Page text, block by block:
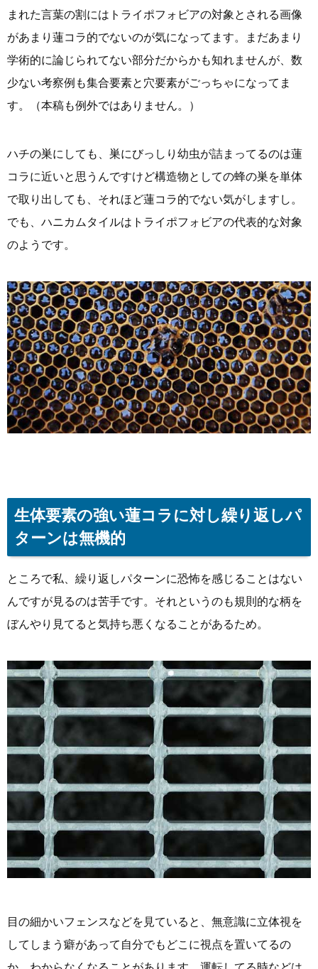
まれた言葉の割にはトライポフォビアの対象とされる画像
があまり蓮コラ的でないのが気になってます。まだあまり
学術的に論じられてない部分だからかも知れませんが、数
少ない考察例も集合要素と穴要素がごっちゃになってま
す。（本稿も例外ではありません。）
ハチの巣にしても、巣にびっしり幼虫が詰まってるのは蓮
コラに近いと思うんですけど構造物としての蜂の巣を単体
で取り出しても、それほど蓮コラ的でない気がしますし。
でも、ハニカムタイルはトライポフォビアの代表的な対象
のようです。
生体要素の強い蓮コラに対し繰り返しパ
ターンは無機的
ところで私、繰り返しパターンに恐怖を感じることはない
んですが見るのは苦手です。それというのも規則的な柄を
ぼんやり見てると気持ち悪くなることがあるため。
目の細かいフェンスなどを見ていると、無意識に立体視を
してしまう癖があって自分でもどこに視点を置いてるの